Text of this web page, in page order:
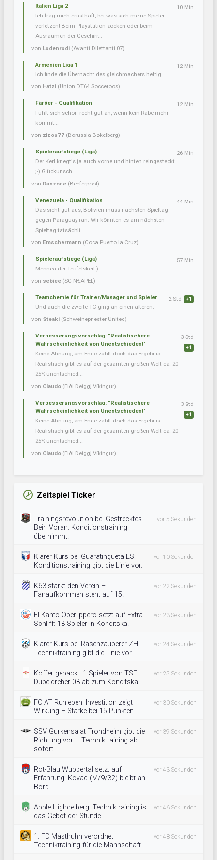
Italien Liga 2
Ich frag mich ernsthaft, bei was sich meine Spieler
verletzen! Beim Playstation zocken oder beim
Ausräumen der Geschirr...
von Ludenrudi (Avanti Dilettanti 07)
10 Min
Armenien Liga 1
Ich finde die Übernacht des gleichmachers heftig.
von Hatzi (Union DT64 Socceroos)
12 Min
Färöer - Qualifikation
Fühlt sich schon recht gut an, wenn kein Rabe mehr
kommt...
von zizou77 (Borussia Bøkelberg)
12 Min
Spieleraufstiege (Liga)
Der Kerl kriegt's ja auch vorne und hinten reingesteckt.
;-) Glückunsch.
von Danzone (Beeferpool)
26 Min
Venezuela - Qualifikation
Das sieht gut aus, Bolivien muss nächsten Spieltag
gegen Paraguay ran. Wir könnten es am nächsten
Spieltag tatsächli...
von Emschermann (Coca Puerto la Cruz)
44 Min
Spieleraufstiege (Liga)
Mennea der Teufelskerl:)
von sebiee (SC N€APEL)
57 Min
Teamchemie für Trainer/Manager und Spieler
Und auch die zweite TC ging an einen älteren.
von Steaki (Schweinepriester United)
2 Std +1
Verbesserungsvorschlag: "Realistischere
Wahrscheinlichkeit von Unentschieden!"
Keine Ahnung, am Ende zählt doch das Ergebnis.
Realistisch gibt es auf der gesamten großen Welt ca. 20-
25% unentschied...
von Claudo (Eiði Deiggj Víkingur)
3 Std
+1
Verbesserungsvorschlag: "Realistischere
Wahrscheinlichkeit von Unentschieden!"
Keine Ahnung, am Ende zählt doch das Ergebnis.
Realistisch gibt es auf der gesamten großen Welt ca. 20-
25% unentschied...
von Claudo (Eiði Deiggj Víkingur)
3 Std
+1
Zeitspiel Ticker
Trainingsrevolution bei Gestrecktes
Bein Voran: Konditionstraining
übernimmt.
vor 5 Sekunden
Klarer Kurs bei Guaratingueta ES:
Konditionstraining gibt die Linie vor.
vor 10 Sekunden
K63 stärkt den Verein –
Fanaufkommen steht auf 15.
vor 22 Sekunden
El Kanto Oberlippero setzt auf Extra-
Schliff: 13 Spieler in Konditska.
vor 23 Sekunden
Klarer Kurs bei Rasenzauberer ZH:
Techniktraining gibt die Linie vor.
vor 24 Sekunden
Koffer gepackt: 1 Spieler von TSF
Dübeldreher 08 ab zum Konditska.
vor 25 Sekunden
FC AT Ruhleben: Investition zeigt
Wirkung – Stärke bei 15 Punkten.
vor 30 Sekunden
SSV Gurkensalat Trondheim gibt die
Richtung vor – Techniktraining ab
sofort.
vor 39 Sekunden
Rot-Blau Wuppertal setzt auf
Erfahrung: Kovac (M/9/32) bleibt an
Bord.
vor 43 Sekunden
Apple Highdelberg: Techniktraining ist
das Gebot der Stunde.
vor 46 Sekunden
1. FC Masthuhn verordnet
Techniktraining für die Mannschaft.
vor 48 Sekunden